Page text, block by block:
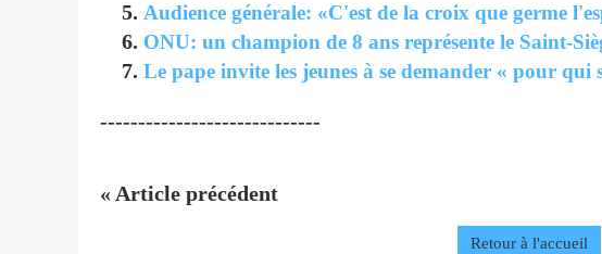
Audience générale: «C'est de la croix que germe
ONU: un champion de 8 ans représente le Saint-
Le pape invite les jeunes à se demander « pour
-----------------------------
« Article précédent
Retour à l'accueil